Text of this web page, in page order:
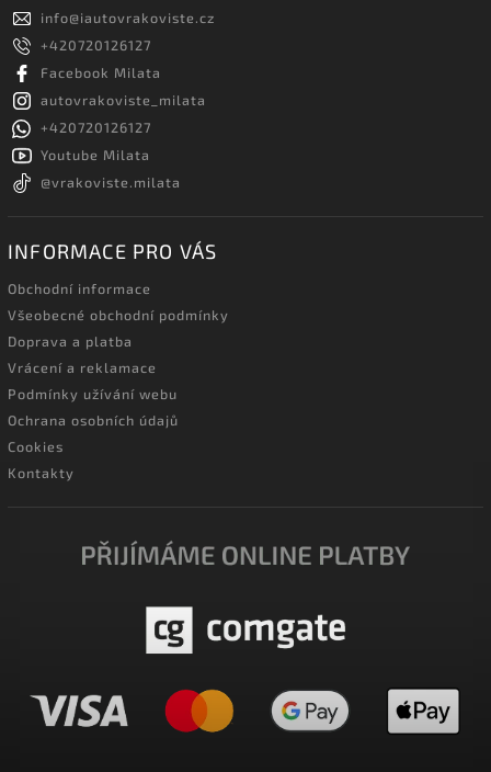
info@iautovrakoviste.cz
+420720126127
Facebook Milata
autovrakoviste_milata
+420720126127
Youtube Milata
@vrakoviste.milata
INFORMACE PRO VÁS
Obchodní informace
Všeobecné obchodní podmínky
Doprava a platba
Vrácení a reklamace
Podmínky užívání webu
Ochrana osobních údajů
Cookies
Kontakty